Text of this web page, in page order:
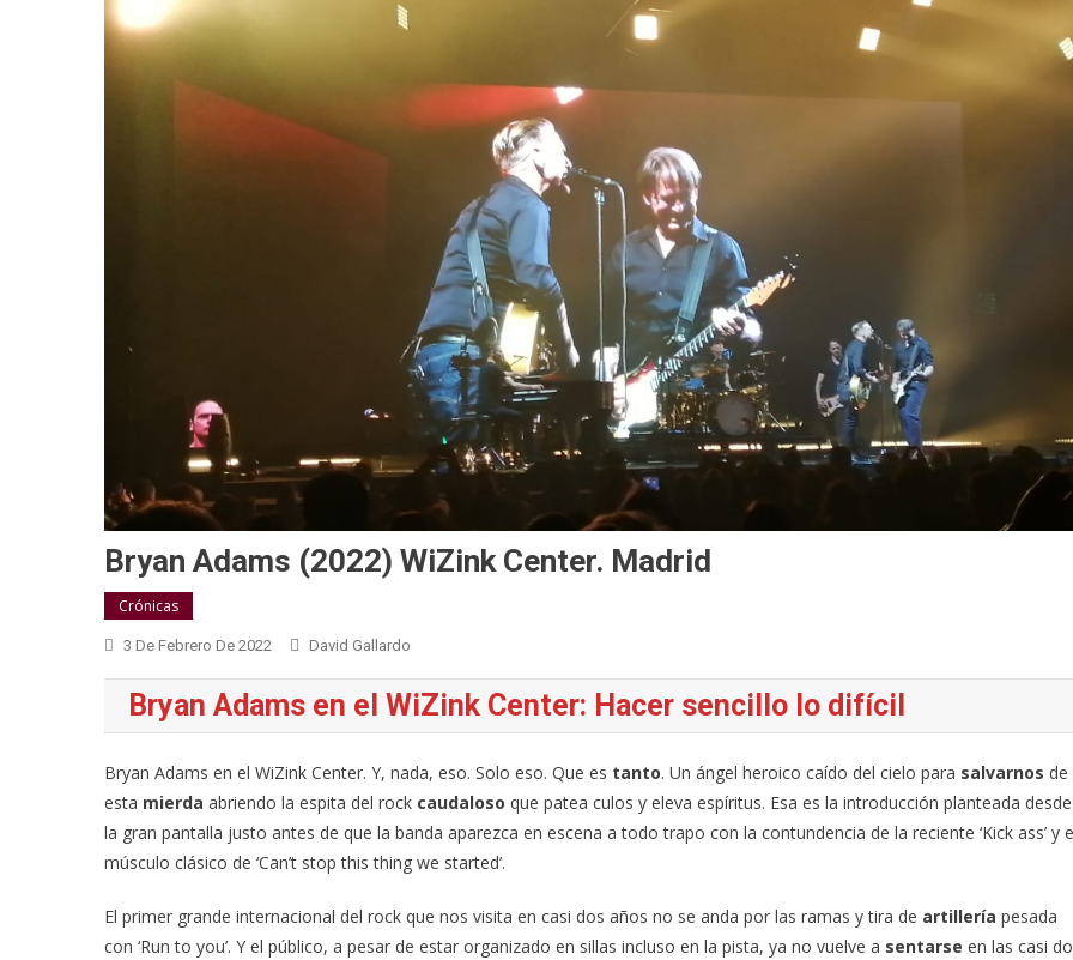
Bryan Adams (2022) WiZink Center. Madrid
Crónicas
3 De Febrero De 2022 David Gallardo
Bryan Adams en el WiZink Center: Hacer sencillo lo difícil
Bryan Adams en el WiZink Center. Y, nada, eso. Solo eso. Que es tanto. Un ángel heroico caído del cielo para salvarnos de
esta mierda abriendo la espita del rock caudaloso que patea culos y eleva espíritus. Esa es la introducción planteada desde
la gran pantalla justo antes de que la banda aparezca en escena a todo trapo con la contundencia de la reciente ‘Kick ass’ y
músculo clásico de ‘Can’t stop this thing we started’.
El primer grande internacional del rock que nos visita en casi dos años no se anda por las ramas y tira de artillería pesada
con ‘Run to you’. Y el público, a pesar de estar organizado en sillas incluso en la pista, ya no vuelve a sentarse en las casi